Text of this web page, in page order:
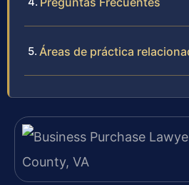
Áreas de práctica